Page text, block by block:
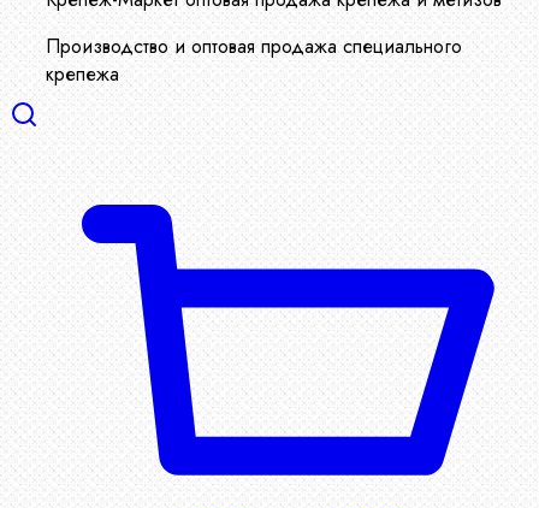
Производство и оптовая продажа специального
крепежа